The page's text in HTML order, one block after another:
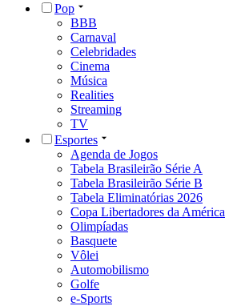
Pop
BBB
Carnaval
Celebridades
Cinema
Música
Realities
Streaming
TV
Esportes
Agenda de Jogos
Tabela Brasileirão Série A
Tabela Brasileirão Série B
Tabela Eliminatórias 2026
Copa Libertadores da América
Olimpíadas
Basquete
Vôlei
Automobilismo
Golfe
e-Sports